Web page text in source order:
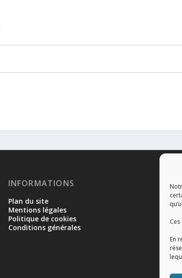
En
INFORMATIONS
Plan du site
Mentions légales
Politique de cookies
Conditions générales